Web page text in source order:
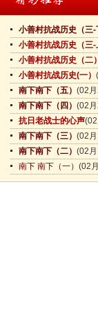
小善村抗战历史（三-
小善村抗战历史（三-
小善村抗战历史（二）
小善村抗战历史(一）
南下南下（五） (02
南下南下（四） (02
抗日老战士的心声
南下南下（三） (02
南下南下（二） (02
南下 南下（一） (02